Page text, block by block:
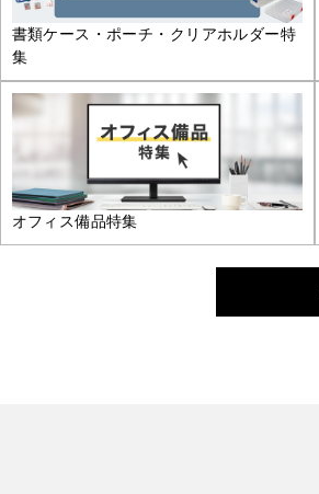
書類ケース・ポーチ・クリアホルダー特
集
オフィス備品特集